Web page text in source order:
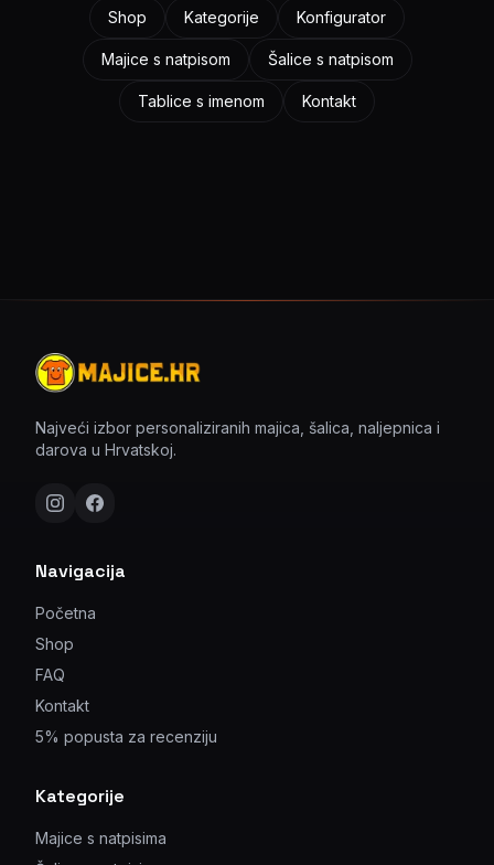
Shop Kategorije Konfigurator
Majice s natpisom Šalice s natpisom
Tablice s imenom Kontakt
Najveći izbor personaliziranih majica, šalica, naljepnica i
darova u Hrvatskoj.
Navigacija
Početna
Shop
FAQ
Kontakt
5% popusta za recenziju
Kategorije
Majice s natpisima